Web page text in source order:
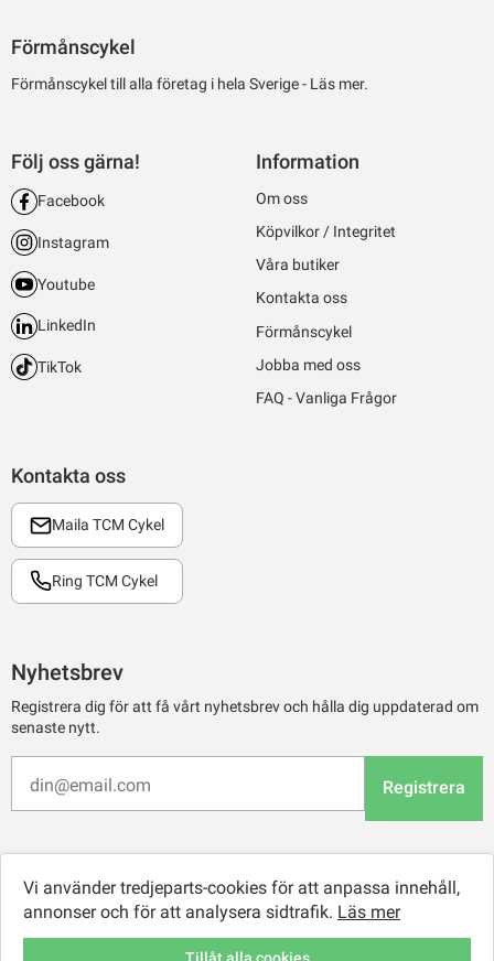
Förmånscykel
Förmånscykel till alla företag i hela Sverige - Läs mer.
Kontakta oss
Maila TCM Cykel
Ring TCM Cykel
Följ oss gärna!
Facebook
Instagram
Youtube
LinkedIn
TikTok
Information
Om oss
Köpvilkor / Integritet
Våra butiker
Kontakta oss
Förmånscykel
Jobba med oss
FAQ - Vanliga Frågor
Nyhetsbrev
Registrera dig för att få vårt nyhetsbrev och hålla dig uppdaterad om
senaste nytt.
Registrera
Vi använder tredjeparts-cookies för att anpassa innehåll,
annonser och för att analysera sidtrafik. Läs mer